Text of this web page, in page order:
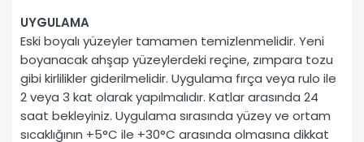
UYGULAMA
Eski boyalı yüzeyler tamamen temizlenmelidir. Yeni
boyanacak ahşap yüzeylerdeki reçine, zımpara tozu
gibi kirlilikler giderilmelidir. Uygulama fırça veya rulo ile
2 veya 3 kat olarak yapılmalıdır. Katlar arasında 24
saat bekleyiniz. Uygulama sırasında yüzey ve ortam
sıcaklığının +5°C ile +30°C arasında olmasına dikkat